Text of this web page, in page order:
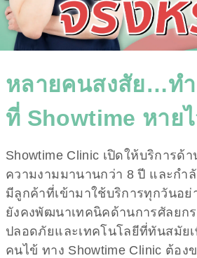
หลายคนสงสัย…ท
ที่ Showtime หาย
Showtime Clinic เปิดให้บริการด้
ความงามมานานกว่า 8 ปี และกำลั
มีลูกค้าที่เข้ามาใช้บริการทุกวันอย่
ยังคงพัฒนาเทคนิคด้านการศัลยก
ปลอดภัยและเทคโนโลยีที่ทันสมัย
คนไข้ ทาง Showtime Clinic ต้อ